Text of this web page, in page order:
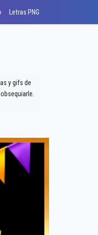
Letras PNG
y gifs de